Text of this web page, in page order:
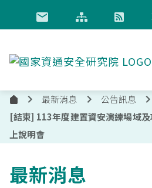
跳到主要內容
首
頁
最新消息 公告訊息
[結束] 113年度建置資安演練場域
上說明會
最新消息